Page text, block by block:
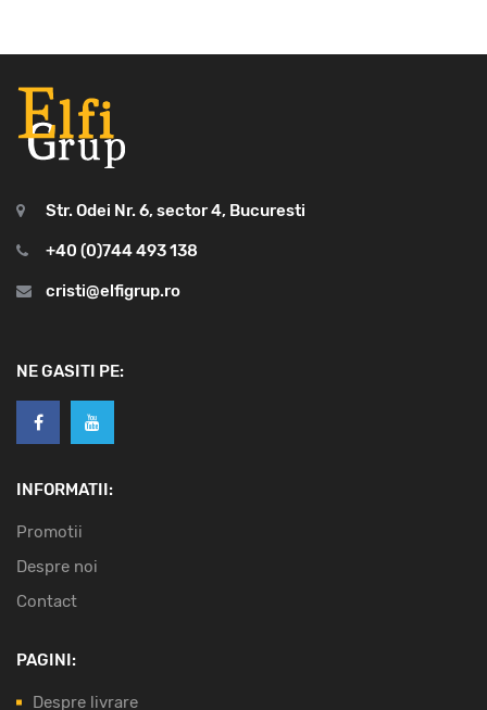
Str. Odei Nr. 6, sector 4, Bucuresti
+40 (0)744 493 138
cristi@elfigrup.ro
NE GASITI PE:
INFORMATII:
Promotii
Despre noi
Contact
PAGINI:
Despre livrare